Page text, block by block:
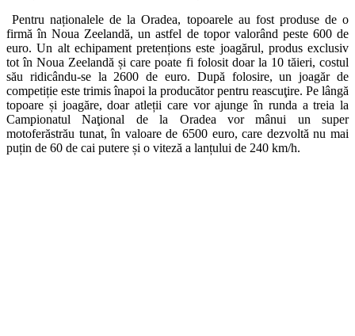
Pentru naționalele de la Oradea, topoarele au fost produse de o
firmă în Noua Zeelandă, un astfel de topor valorând peste 600 de
euro. Un alt echipament pretențions este joagărul, produs exclusiv
tot în Noua Zeelandă și care poate fi folosit doar la 10 tăieri, costul
său ridicându-se la 2600 de euro. După folosire, un joagăr de
competiție este trimis înapoi la producător pentru reascuţire. Pe lângă
topoare și joagăre, doar atleții care vor ajunge în runda a treia la
Campionatul Naţional de la Oradea vor mânui un super
motoferăstrău tunat, în valoare de 6500 euro, care dezvoltă nu mai
puțin de 60 de cai putere și o viteză a lanțului de 240 km/h.